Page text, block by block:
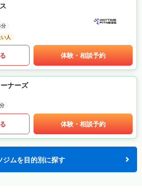
分
人
体験・相談予約
ナーズ
体験・相談予約
ジムを目的別に探す